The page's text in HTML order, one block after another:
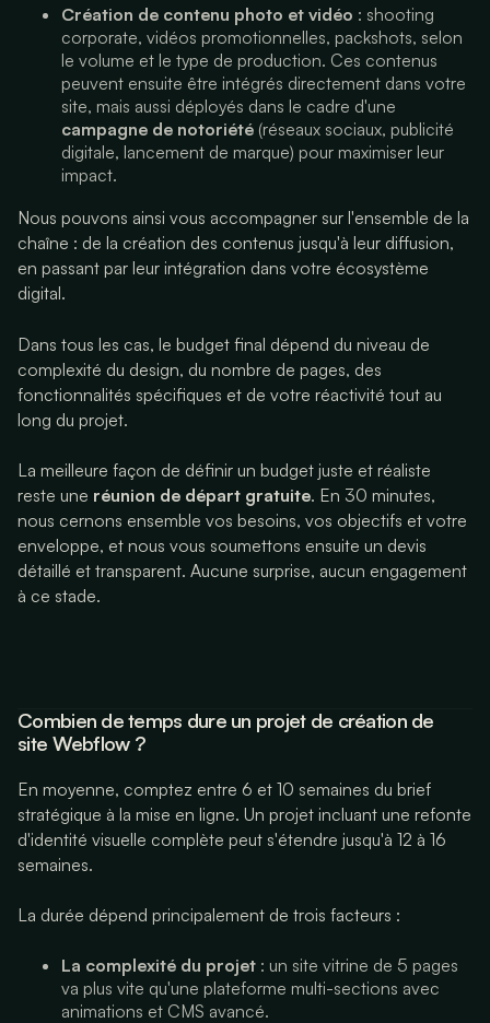
Création de contenu photo et vidéo : shooting
corporate, vidéos promotionnelles, packshots, selon
le volume et le type de production. Ces contenus
peuvent ensuite être intégrés directement dans votre
site, mais aussi déployés dans le cadre d'une
campagne de notoriété (réseaux sociaux, publicité
digitale, lancement de marque) pour maximiser leur
impact.
Nous pouvons ainsi vous accompagner sur l'ensemble de la
chaîne : de la création des contenus jusqu'à leur diffusion,
en passant par leur intégration dans votre écosystème
digital.
Dans tous les cas, le budget final dépend du niveau de
complexité du design, du nombre de pages, des
fonctionnalités spécifiques et de votre réactivité tout au
long du projet.
La meilleure façon de définir un budget juste et réaliste
reste une réunion de départ gratuite. En 30 minutes,
nous cernons ensemble vos besoins, vos objectifs et votre
enveloppe, et nous vous soumettons ensuite un devis
détaillé et transparent. Aucune surprise, aucun engagement
à ce stade.
Combien de temps dure un projet de création de
site Webflow ?
En moyenne, comptez entre 6 et 10 semaines du brief
stratégique à la mise en ligne. Un projet incluant une refonte
d'identité visuelle complète peut s'étendre jusqu'à 12 à 16
semaines.
La durée dépend principalement de trois facteurs :
La complexité du projet : un site vitrine de 5 pages
va plus vite qu'une plateforme multi-sections avec
animations et CMS avancé.